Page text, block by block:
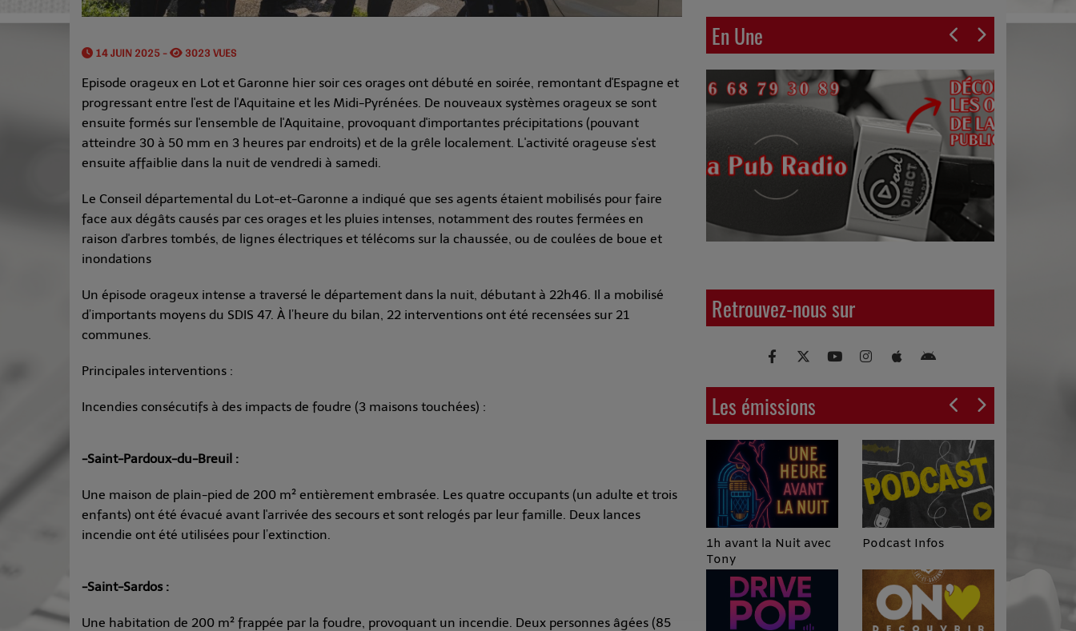
14 JUIN 2025 - 3023 VUES
Episode orageux en Lot et Garonne hier soir ces orages ont débuté en soirée, remontant d'Espagne et
progressant entre l'est de l'Aquitaine et les Midi-Pyrénées. De nouveaux systèmes orageux se sont
ensuite formés sur l'ensemble de l'Aquitaine, provoquant d'importantes précipitations (pouvant
atteindre 30 à 50 mm en 3 heures par endroits) et de la grêle localement. L'activité orageuse s'est
ensuite affaiblie dans la nuit de vendredi à samedi.
Le Conseil départemental du Lot-et-Garonne a indiqué que ses agents étaient mobilisés pour faire
face aux dégâts causés par ces orages et les pluies intenses, notamment des routes fermées en
raison d'arbres tombés, de lignes électriques et télécoms sur la chaussée, ou de coulées de boue et
inondations
Un épisode orageux intense a traversé le département dans la nuit, débutant à 22h46. Il a mobilisé
d’importants moyens du SDIS 47. À l’heure du bilan, 22 interventions ont été recensées sur 21
communes.
Principales interventions :
Incendies consécutifs à des impacts de foudre (3 maisons touchées) :
-Saint-Pardoux-du-Breuil :
Une maison de plain-pied de 200 m² entièrement embrasée. Les quatre occupants (un adulte et trois
enfants) ont été évacué avant l'arrivée des secours et sont relogés par leur famille. Deux lances
incendie ont été utilisées pour l’extinction.
-Saint-Sardos :
Une habitation de 200 m² frappée par la foudre, provoquant un incendie. Deux personnes âgées (85
En Une
Retrouvez-nous sur
Les émissions
1h avant la Nuit avec
Tony
Podcast Infos